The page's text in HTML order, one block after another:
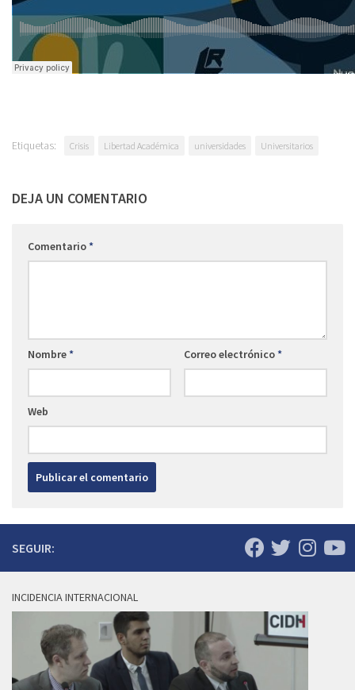
Etiquetas: Crisis Libertad Académica universidades Universitarios
DEJA UN COMENTARIO
Comentario*
Nombre* Correo electrónico*
Web
SEGUIR:
INCIDENCIA INTERNACIONAL